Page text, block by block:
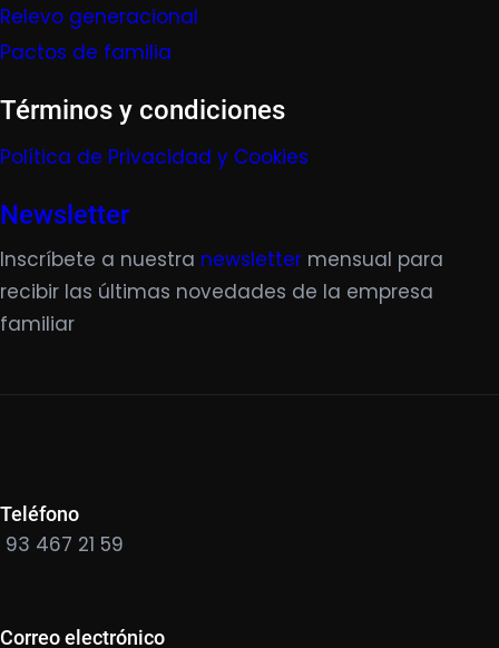
Relevo generacional
Pactos de familia
Términos y condiciones
Política de Privacidad y Cookies
Newsletter
Inscríbete a nuestra newsletter mensual para
recibir las últimas novedades de la empresa
familiar
Teléfono
93 467 21 59
Correo electrónico